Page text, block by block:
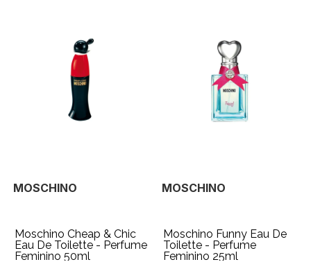
MOSCHINO
Moschino Cheap & Chic
Eau De Toilette - Perfume
Feminino 50ml
MOSCHINO
Moschino Funny Eau De
Toilette - Perfume
Feminino 25ml